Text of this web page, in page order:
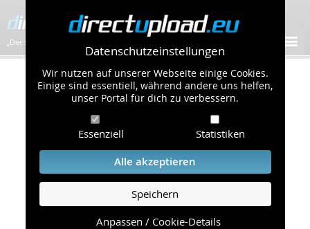
Datenschutzeinstellungen
Wir nutzen auf unserer Webseite einige Cookies.
Einige sind essentiell, während andere uns helfen,
unser Portal für dich zu verbessern.
Essenziell Statistiken
Alle akzeptieren
Speichern
Anpassen / Cookie-Details
„Der schnellste Bilder-Hoster im Web!”
Kontakt & Support
Um eine schnelle und unkomplizierte
Bearbeitung Ihres Problems zu gewährleisten,
bitten wir Sie,
folgende Punkte zu beachten und einzuhalten.
Die schnellste Hilfe finden Sie auf unserer
Seite, die die häufig gestellten Fragen